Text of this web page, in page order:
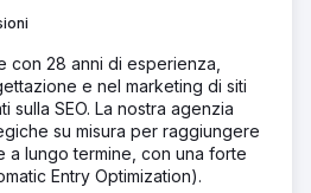
con 28 anni di esperienza,
e nel marketing di siti
sulla SEO. La nostra agenzia
su misura per raggiungere
a lungo termine, con una forte
Entry Optimization).